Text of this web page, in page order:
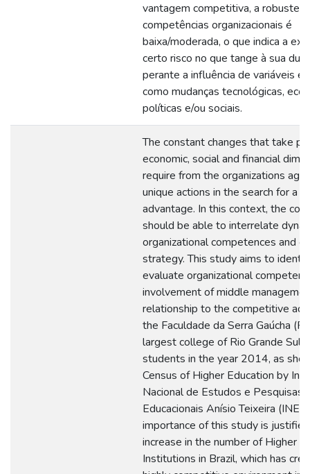
vantagem competitiva, a robustez
competências organizacionais é
baixa/moderada, o que indica a
certo risco no que tange à sua
perante a influência de variáveis
como mudanças tecnológicas,
políticas e/ou sociais.
The constant changes that take
economic, social and financial
require from the organizations
unique actions in the search for a
advantage. In this context, the
should be able to interrelate
organizational competences and
strategy. This study aims to
evaluate organizational
involvement of middle
relationship to the competitive
the Faculdade da Serra Gaúcha
largest college of Rio Grande Sul
students in the year 2014, as
Census of Higher Education by
Nacional de Estudos e Pesquisas
Educacionais Anísio Teixeira
importance of this study is
increase in the number of Higher
Institutions in Brazil, which has